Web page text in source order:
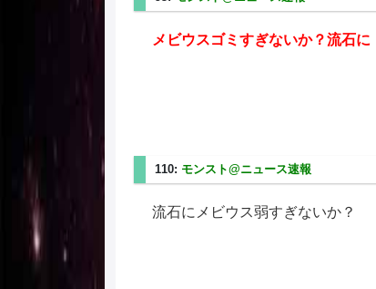
メビウスゴミすぎないか？流石に
110: モンスト@ニュース速報
流石にメビウス弱すぎないか？